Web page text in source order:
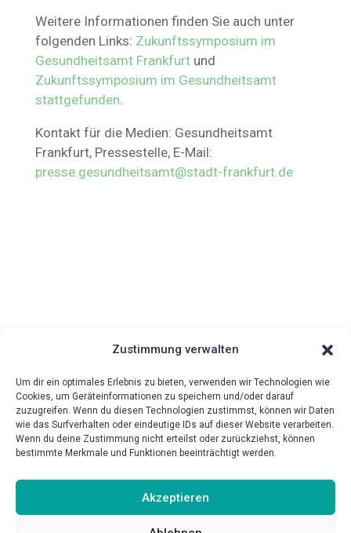
Zustimmung verwalten
Um dir ein optimales Erlebnis zu bieten, verwenden wir Technologien wie
Cookies, um Geräteinformationen zu speichern und/oder darauf
zuzugreifen. Wenn du diesen Technologien zustimmst, können wir Daten
wie das Surfverhalten oder eindeutige IDs auf dieser Website verarbeiten.
Wenn du deine Zustimmung nicht erteilst oder zurückziehst, können
bestimmte Merkmale und Funktionen beeinträchtigt werden.
Akzeptieren
Weitere Informationen finden Sie auch unter
folgenden Links: Zukunftssymposium im
Gesundheitsamt Frankfurtund
Zukunftssymposium im Gesundheitsamt
stattgefunden.
Kontakt für die Medien: Gesundheitsamt
Frankfurt, Pressestelle, E-Mail:
presse.gesundheitsamt@stadt-frankfurt.de
{!{wpv-post-date format=’d.m.Y‘}!}